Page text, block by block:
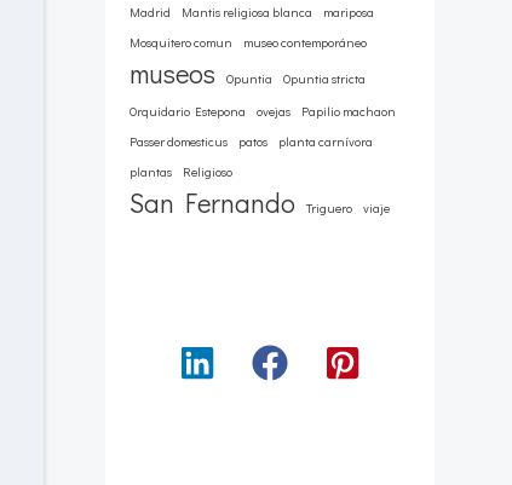
Madrid
Mantis religiosa blanca
mariposa
Mosquitero comun
museo contemporáneo
museos Opuntia
Opuntia stricta
Orquidario Estepona
ovejas
Papilio machaon
Passer domesticus
patos
planta carnívora
plantas
Religioso
San Fernando Triguero viaje